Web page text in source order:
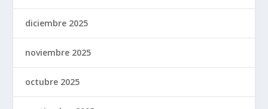
diciembre 2025
noviembre 2025
octubre 2025